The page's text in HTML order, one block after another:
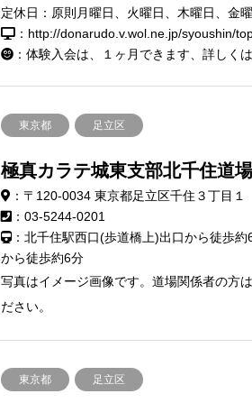
定休日：原則月曜日、火曜日、木曜日、金
：http://donarudo.v.wol.ne.jp/syoushin/
：体験入会は、１ヶ月できます、詳しく
東京都 足立区
極真カラテ城東支部北千住道
：〒120-0034 東京都足立区千住３丁目１
：03-5244-0201
：北千住駅西口(歩道橋上)出口から徒歩
から徒歩約6分
写真はイメージ画像です。道場関係者の方
ださい。
東京都 足立区